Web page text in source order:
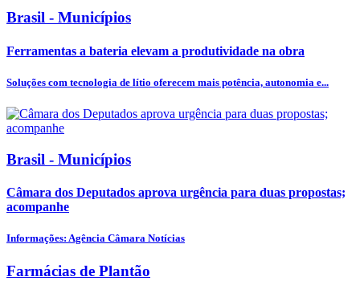
Brasil - Municípios
Ferramentas a bateria elevam a produtividade na obra
Soluções com tecnologia de lítio oferecem mais potência, autonomia e...
Brasil - Municípios
Câmara dos Deputados aprova urgência para duas propostas;
acompanhe
Informações: Agência Câmara Notícias
Farmácias de Plantão